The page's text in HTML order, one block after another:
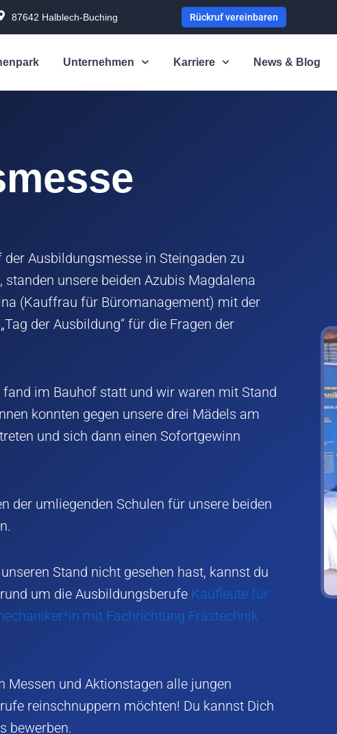
87642 Halblech-Buching Rückruf vereinbaren
Unternehmen Karriere News & Blog
Ausbildungsmesse in Steingaden zu
unsere beiden Azubis Magdalena
(Kauffrau für Büromanagement) mit der
der Ausbildung“ für die Fragen der
im Bauhof statt und wir waren mit Stand
konnten gegen unsere drei Mädels am
und sich dann einen Sofortgewinn
der umliegenden Schulen für unsere beiden
Stand nicht gesehen hast, kannst du
um die Ausbildungsberufe Kaufleute für
mit Fachrichtung Frästechnik
und Aktionstagen alle jungen
reinschnuppern möchten! Du kannst Dich
bewerben.